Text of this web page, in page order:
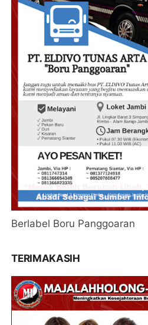
Berlabel Boru Panggoaran
TERIMAKASIH